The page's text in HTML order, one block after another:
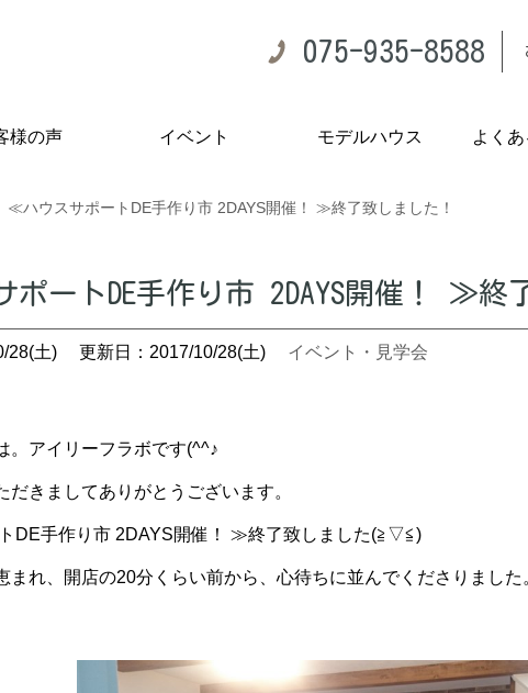
075-935-8588
様の声 イベント モデルハウス よく
≪ハウスサポートDE手作り市 2DAYS開催！ ≫終了致しました！
ートDE手作り市 2DAYS開催！ ≫終
28(土) 更新日：2017/10/28(土) イベント・見学会
。アイリーフラボです(^^♪
だきましてありがとうございます。
DE手作り市 2DAYS開催！ ≫終了致しました(≧▽≦)
まれ、開店の20分くらい前から、心待ちに並んでくださりまし